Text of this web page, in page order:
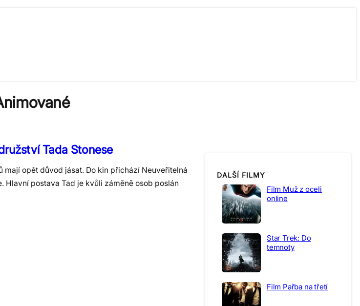
Tada Stonese
mají opět důvod jásat. Do kin přichází Neuveřitelná
Hlavní postava Tad je kvůli záměně osob poslán
DALŠÍ FILMY
Film Muž z oceli
online
Star Trek: Do
temnoty
Film Pařba na třetí